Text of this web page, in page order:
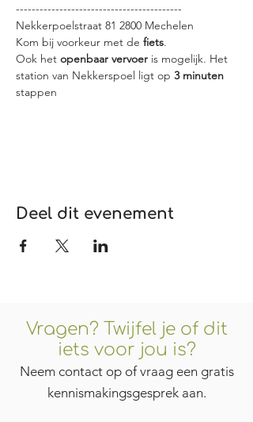
------------------------------------------
Nekkerpoelstraat 81 2800 Mechelen
Kom bij voorkeur met de fiets.
Ook het openbaar vervoer is mogelijk. Het
station van Nekkerspoel ligt op 3 minuten
stappen
Deel dit evenement
Vragen? Twijfel je of dit
iets voor jou is?
Neem contact op of vraag een gratis
kennismakingsgesprek aan.